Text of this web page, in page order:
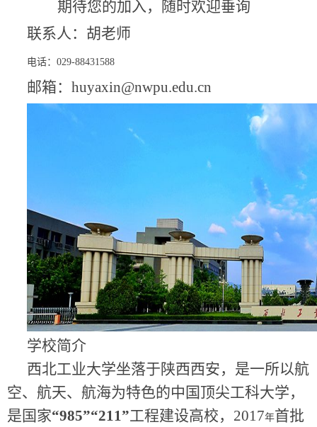
期待您的加入，随时欢迎垂询
联系人：胡老师
电话： 029-88431588
邮箱： huyaxin@nwpu.edu.cn
学校简介
西北工业大学坐落于陕西西安， 是一所以航
空、航天、航海为特色的中国顶尖工科大学，
是国家“985”“211”工程建设高校， 2017年首批